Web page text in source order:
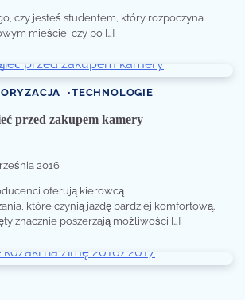
czy jesteś studentem, który rozpoczyna
mieście, czy po […]
TECHNOLOGIE
przed zakupem kamery
2016
oferują kierowcą
które czynią jazdę bardziej komfortową.
znacznie poszerzają możliwości […]